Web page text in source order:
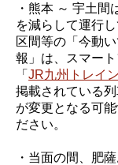
・熊本 ～ 宇土
を減らして運行し
区間等の「今動
報」は、スマー
「JR九州トレイ
掲載されている
が変更となる可
ださい。
・当面の間、肥